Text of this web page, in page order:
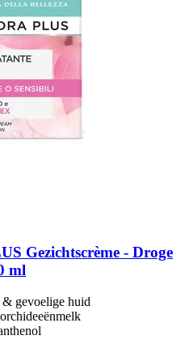
Gezichtscrème -​ Droge
ml
gevoelige huid